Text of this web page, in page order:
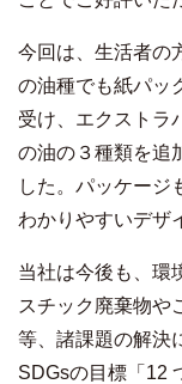
今回は、生活者の
の油種でも紙パッ
受け、エクストラ
の油の３種類を追
した。パッケージ
わかりやすいデザ
当社は今後も、環
スチック廃棄物や
等、諸課題の解決
SDGsの目標「 12